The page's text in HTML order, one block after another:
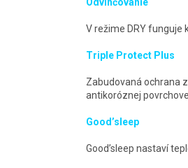
Odvlhčovanie
V režime DRY funguje
Triple Protect Plus
Zabudovaná ochrana
antikoróznej
Good’sleep
Good’sleep nastaví